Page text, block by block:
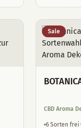
Sale
CBD Aroma
6 Sorten